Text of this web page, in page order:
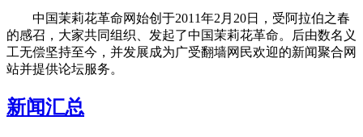
中国茉莉花革命网始创于2011年2月20日，受阿拉伯之春
的感召，大家共同组织、发起了中国茉莉花革命。后由数名义
工无偿坚持至今，并发展成为广受翻墙网民欢迎的新闻聚合网
站并提供论坛服务。
新闻汇总